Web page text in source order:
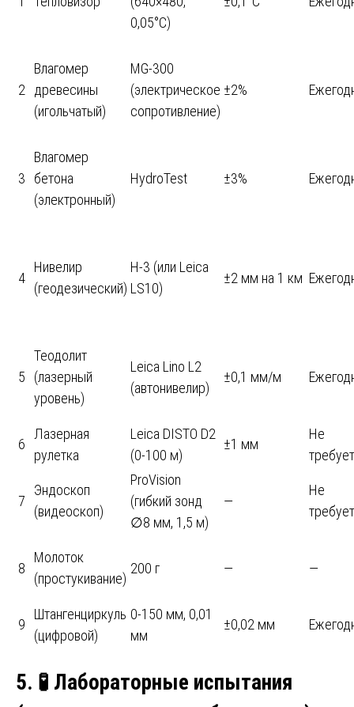
0,05°C)
2
Влагомер
древесины
(игольчатый)
MG-300
(электрическое
сопротивление)
±2%
3
Влагомер
бетона
(электронный)
HydroTest ±3%
4
Нивелир
(геодезический)
Н-3 (или Leica
LS10)
±2 мм на 1 км
5
Теодолит
(лазерный
уровень)
Leica Lino L2
(автонивелир)
±0,1 мм/м
6
Лазерная
рулетка
Leica DISTO D2
(0-100 м)
±1 мм
Не
7
Эндоскоп
(видеоскоп)
ProVision
(гибкий зонд
∅8 мм, 1,5 м)
—
Не
8
Молоток
(простукивание)
200 г — —
9
Штангенциркуль
(цифровой)
0-150 мм, 0,01
мм
±0,02 мм
5. 🧪 Лабораторные испытания